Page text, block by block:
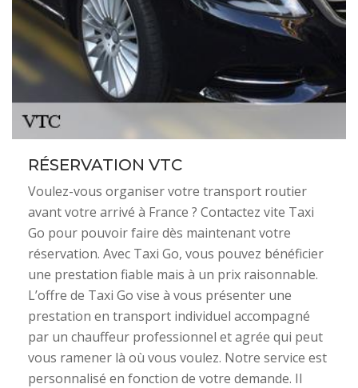
RÉSERVATION VTC
Voulez-vous organiser votre transport routier
avant votre arrivé à France ? Contactez vite Taxi
Go pour pouvoir faire dès maintenant votre
réservation. Avec Taxi Go, vous pouvez bénéficier
une prestation fiable mais à un prix raisonnable.
L’offre de Taxi Go vise à vous présenter une
prestation en transport individuel accompagné
par un chauffeur professionnel et agrée qui peut
vous ramener là où vous voulez. Notre service est
personnalisé en fonction de votre demande. Il